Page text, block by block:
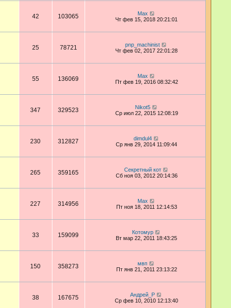
42 103065
Max
Чт фев 15, 2018 20:21:01
25 78721
pnp_machinist
Чт фев 02, 2017 22:01:28
55 136069
Max
Пт фев 19, 2016 08:32:42
347 329523
Nikot5
Ср июл 22, 2015 12:08:19
230 312827
dimdul4
Ср янв 29, 2014 11:09:44
265 359165
Секретный кот
Сб ноя 03, 2012 20:14:36
227 314956
Max
Пт ноя 18, 2011 12:14:53
33 159099
Котомур
Вт мар 22, 2011 18:43:25
150 358273
мвп
Пт янв 21, 2011 23:13:22
38 167675
Андрей_Р
Ср фев 10, 2010 12:13:40